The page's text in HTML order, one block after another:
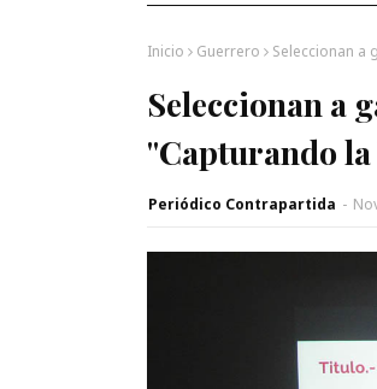
Inicio Guerrero Seleccionan
Seleccionan a
"Capturando
Periódico Contrapartida -